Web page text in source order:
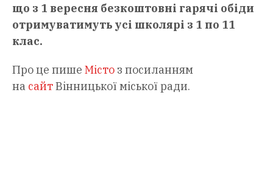
що з 1 вересня безкоштовні гарячі обіди
отримуватимуть усі школярі з 1 по 11
клас.
Про це пише Місто з посиланням
на сайтВінницької міської ради.